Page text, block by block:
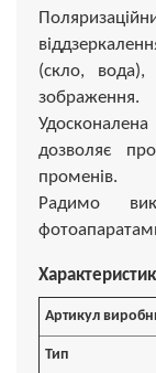
(скло, вода),
зображення.
Удосконалена
дозволяє
променів.
Радимо
Артикул
Тип